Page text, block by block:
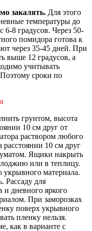
закалять. Для этого
температуры до
8 градусов. Через 50-
помидора готова к
через 35-45 дней. При
выше 12 градусов, а
учитывать
Поэтому сроки по
грунтом, высота
10 см друг от
раствором любого
расстоянии 10 см друг
Ящики накрыть
или в теплицу.
укрывного материала.
Рассаду для
и дневного яркого
При заморозках
поверх укрывного
пленку нельзя.
как в варианте с